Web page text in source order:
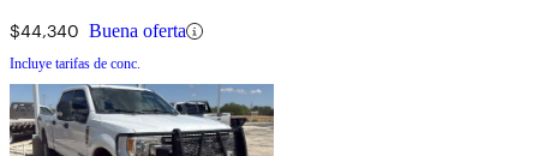
$44,340 Buena oferta
Incluye tarifas de conc.